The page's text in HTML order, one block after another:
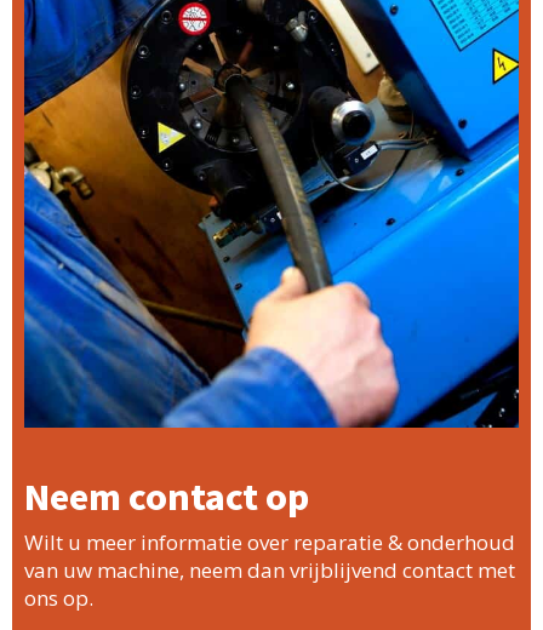
Neem contact op
Wilt u meer informatie over reparatie & onderhoud
van uw machine, neem dan vrijblijvend contact met
ons op.